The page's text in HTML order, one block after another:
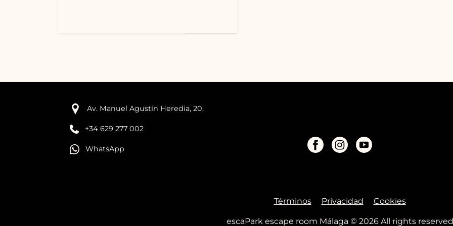
Av. Manuel Agustín Heredia, 20,
+34 629 277 002
WhatsApp
Términos Privacidad Cookies
escaPark escape room Málaga © 2026 All rights reserved